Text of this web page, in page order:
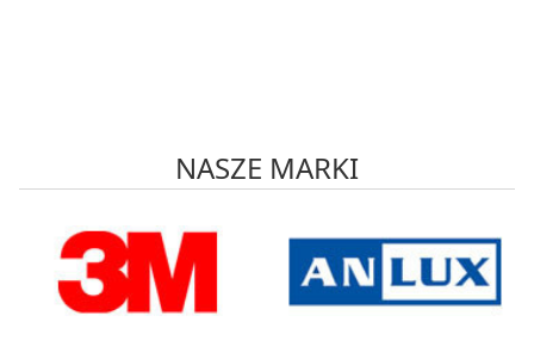
NASZE MARKI